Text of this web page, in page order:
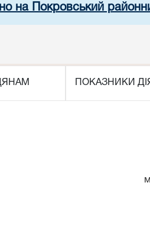
на Покровський
ПОКАЗНИКИ